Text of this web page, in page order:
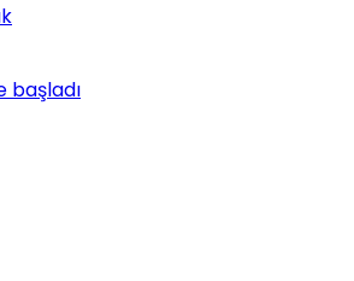
başladı